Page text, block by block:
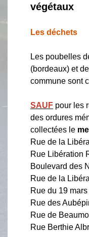
végétaux
Les déchets
Les poubelles
(bordeaux) et
commune sont
SAUF pour les
des ordures
collectées le
Rue de la
Rue Libération
Boulevard des
Rue de la
Rue du 19 mars
Rue des
Rue de
Rue Berthie